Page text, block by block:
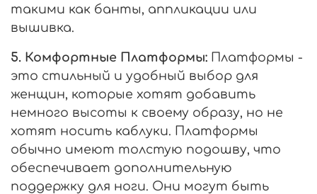
такими как банты, аппликации или
вышивка.
5. Комфортные Платформы: Платформы -
это стильный и удобный выбор для
женщин, которые хотят добавить
немного высоты к своему образу, но не
хотят носить каблуки. Платформы
обычно имеют толстую подошву, что
обеспечивает дополнительную
поддержку для ноги. Они могут быть